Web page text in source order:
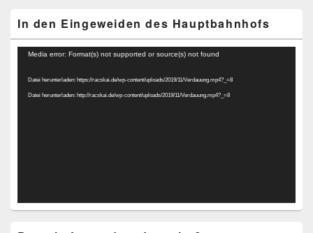
In den Eingeweiden des Hauptbahnhofs
Video-
Media error: Format(s) not supported or source(s) not found
Datei herunterladen: https://racskai.de/wp-content/uploads/2019/11/Verdauung.mp4?_=8
Datei herunterladen: http://racskai.de/wp-content/uploads/2019/11/Verdauung.mp4?_=8